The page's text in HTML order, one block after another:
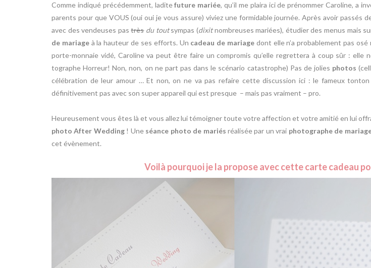
Comme indiqué précédemment, laditefuture mariée, qu’il me plaira ici de prénommer Caroline, a
parents pour que VOUS (oui oui je vous assure) viviez une formidable journée. Après avoir
avec des vendeuses pastrès du toutsympas (dixitnombreuses mariées), étudier des menus mais
de mariageà la hauteur de ses efforts. Un cadeau de mariagedont elle n’a probablement pas
porte-monnaie vidé, Caroline va peut être faire un compromis qu’elle regrettera à coup sûr : elle
tographe Horreur! Non, non, on ne part pas dans le scénario catastrophe) Pas de jolies photos
célébration de leur amour … Et non, on ne va pas refaire cette discussion ici : le fameux
définitivement pas avec son super appareil qui est presque – mais pas vraiment – pro.
Heureusement vous êtes là et vous allez lui témoigner toute votre affection et votre amitié en lui
photo After Wedding! Une séance photo de mariés réalisée par un vrai photographe de
cet évènement.
Voilà pourquoi je la propose avec cettecarte cadeau